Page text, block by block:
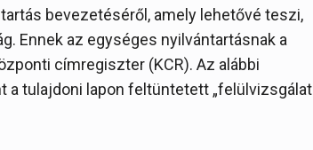
bevezetéséről, amely lehetővé teszi,
Ennek az egységes nyilvántartásnak a
címregiszter (KCR). Az alábbi
tulajdoni lapon feltüntetett „felülvizsgálat